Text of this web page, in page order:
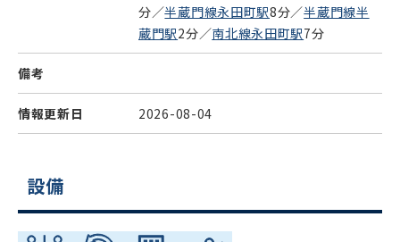
分／半蔵門線永田町駅8分／半蔵門線半
蔵門駅2分／南北線永田町駅7分
備考
情報更新日 2026-08-04
設備